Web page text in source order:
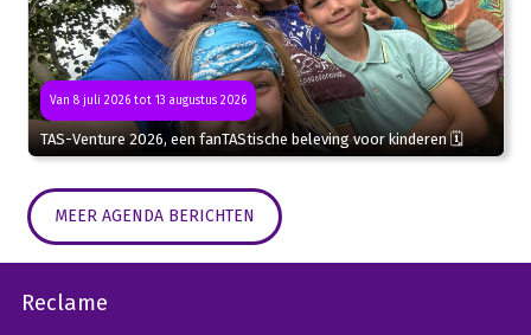
Van 8 juli 2026 tot 13 augustus 2026
TAS-Venture 2026, een fanTAStische beleving voor kinderen 🗓
MEER AGENDA BERICHTEN
Reclame